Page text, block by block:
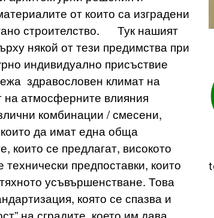
от които са изградени
строителство. Тук нашият
някой от тези предимства при
индивидуално присъствие
здравословен климат на
на атмосферните влияния
комбинации / смесени,
да имат една обща
се предлагат, високото
предпоставки, които
усъвършенстване. Това
която се спазва и
на сградите, което им дава